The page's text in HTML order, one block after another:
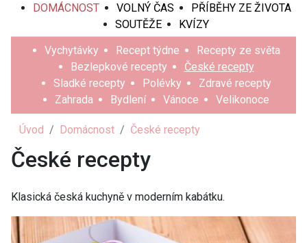
DOMÁCNOST
VOLNÝ ČAS
PŘÍBĚHY ZE ŽIVOTA
SOUTĚŽE
KVÍZY
Vychytávky
Recept týdne
Recepty ze světa
Bezlepkové recepty
České recepty
Sladké recepty
Polévky
Zdravé recepty
Zahrada
Bydlení Vánoce Velikonoce
Úvod Domácnost České recepty
České recepty
Klasická česká kuchyně v moderním kabátku.